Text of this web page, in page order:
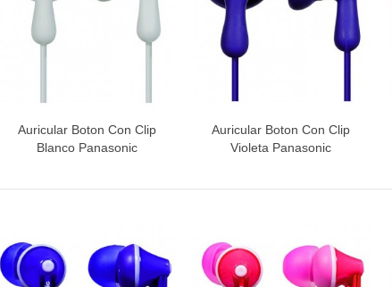
Vista rápida
Auricular Boton Con Clip
Blanco Panasonic
Vista rápida
Auricular Boton Con Clip
Violeta Panasonic